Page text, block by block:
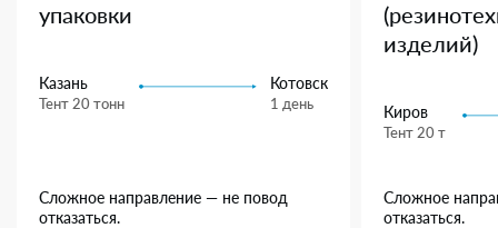
упаковки
Казань
Тент 20 тонн
Котовск
1 день
Сложное направление — не повод
отказаться.
изделий)
Киров
Тент 20 т
Сложное
отказаться.